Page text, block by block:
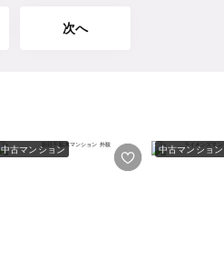
次へ
中古マンション 中古マンション